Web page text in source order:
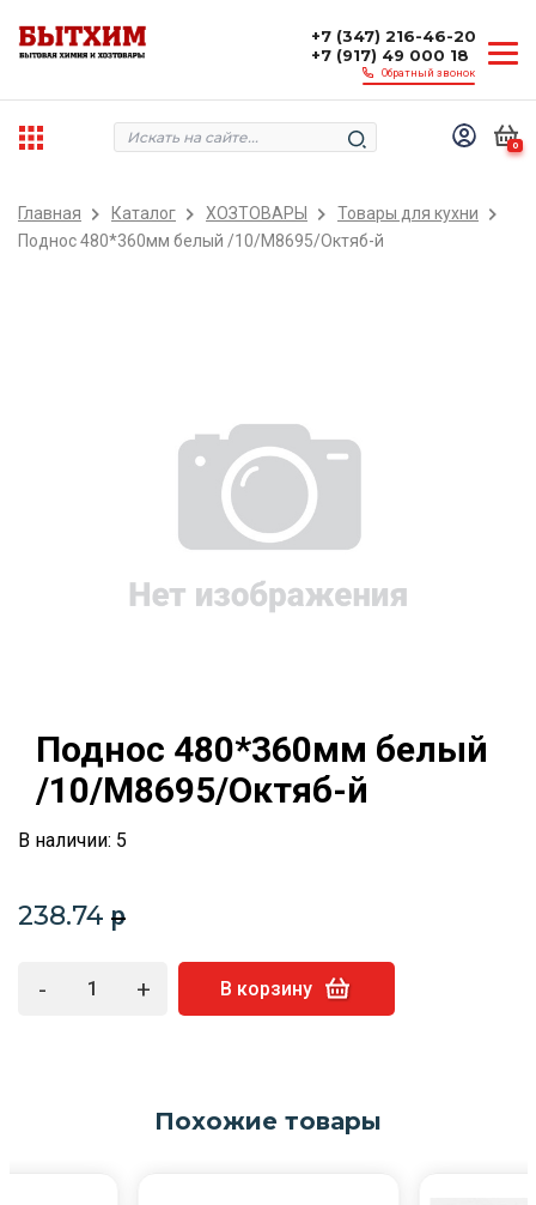
+7 (347) 216-46-20
+7 (917) 49 000 18
Обратный звонок
0
Главная Каталог ХОЗТОВАРЫ
Товары для кухни
Поднос 480*360мм белый /10/М8695/Октяб-й
Поднос 480*360мм белый
/10/М8695/Октяб-й
В наличии: 5
238.74 p
- + В корзину
Похожие товары